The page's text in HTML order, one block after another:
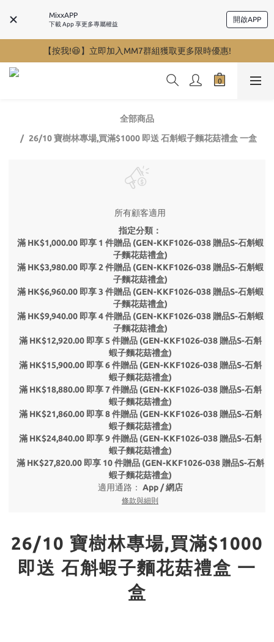
MixxAPP
下載 App 享更多專屬權益
開啟APP
【按我!😆】立即加入MM7群組獲取更多限時優惠!
全部商品
26/10 寶樹林專場,買滿$1000 即送 石斛蝦子麵花菇禮盒 一盒
所有顧客適用
指定分類：
滿 HK$1,000.00 即享 1 件贈品 (GEN-KKF1026-038 贈品S-石斛蝦
子麵花菇禮盒)
滿 HK$3,980.00 即享 2 件贈品 (GEN-KKF1026-038 贈品S-石斛蝦
子麵花菇禮盒)
滿 HK$6,960.00 即享 3 件贈品 (GEN-KKF1026-038 贈品S-石斛蝦
子麵花菇禮盒)
滿 HK$9,940.00 即享 4 件贈品 (GEN-KKF1026-038 贈品S-石斛蝦
子麵花菇禮盒)
滿 HK$12,920.00 即享 5 件贈品 (GEN-KKF1026-038 贈品S-石斛
蝦子麵花菇禮盒)
滿 HK$15,900.00 即享 6 件贈品 (GEN-KKF1026-038 贈品S-石斛
蝦子麵花菇禮盒)
滿 HK$18,880.00 即享 7 件贈品 (GEN-KKF1026-038 贈品S-石斛
蝦子麵花菇禮盒)
滿 HK$21,860.00 即享 8 件贈品 (GEN-KKF1026-038 贈品S-石斛
蝦子麵花菇禮盒)
滿 HK$24,840.00 即享 9 件贈品 (GEN-KKF1026-038 贈品S-石斛
蝦子麵花菇禮盒)
滿 HK$27,820.00 即享 10 件贈品 (GEN-KKF1026-038 贈品S-石斛
蝦子麵花菇禮盒)
適用通路： App / 網店
條款與細則
26/10 寶樹林專場,買滿$1000
即送 石斛蝦子麵花菇禮盒 一
盒